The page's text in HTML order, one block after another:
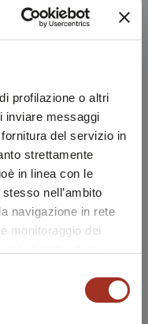
profilazione o altri
inviare messaggi
del servizio in
strettamente
in linea con le
nell’ambito
navigazione in rete
monitoraggio dei
si occupano di analisi
i quali potrebbero